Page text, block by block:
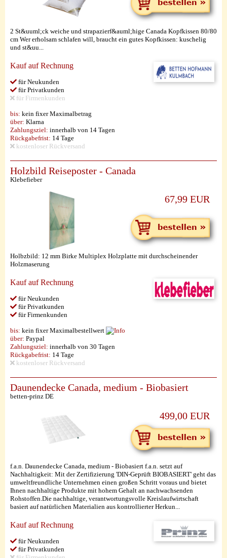
2 St&uuml;ck weiche und strapazierf&auml;hige Canada Kopfkissen 80/80
cm Wer erholsam schlafen will, braucht ein gutes Kopfkissen: kuschelig
und st&uu...
Kauf auf Rechnung
für Neukunden
für Privatkunden
für Firmenkunden
bis: kein fixer Maximalbetrag
über: Klarna
Zahlungsziel: innerhalb von 14 Tagen
Rückgabefrist: 14 Tage
kostenloser Rückversand
Holzbild Reiseposter - Canada
Klebefieber
67,99 EUR
Holbzbild: 12 mm Birke Multiplex Holzplatte mit durchscheinender
Holzmaserung
Kauf auf Rechnung
für Neukunden
für Privatkunden
für Firmenkunden
bis: kein fixer Maximalbestellwert
über: Paypal
Zahlungsziel: innerhalb von 30 Tagen
Rückgabefrist: 14 Tage
kostenloser Rückversand
Daunendecke Canada, medium - Biobasiert
betten-prinz DE
499,00 EUR
f.a.n. Daunendecke Canada, medium - Biobasiert f.a.n. setzt auf
Nachhaltigkeit: Mit der Zertifizierung 'DIN-Geprüft BIOBASIERT' geht das
umweltfreundliche Unternehmen einen großen Schritt voraus und bietet
Ihnen nachhaltige Produkte mit hohem Gehalt an nachwachsenden
Rohstoffen.Die nachhaltige, verantwortungsvolle Kreislaufwirtschaft
basiert auf natürlichen Materialien aus kontrollierter Herkun...
Kauf auf Rechnung
für Neukunden
für Privatkunden